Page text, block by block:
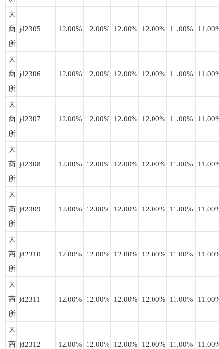
大
商
所
jd2305 12.00% 12.00% 12.00% 12.00% 11.00%
大
商
所
jd2306 12.00% 12.00% 12.00% 12.00% 11.00%
大
商
所
jd2307 12.00% 12.00% 12.00% 12.00% 11.00%
大
商
所
jd2308 12.00% 12.00% 12.00% 12.00% 11.00%
大
商
所
jd2309 12.00% 12.00% 12.00% 12.00% 11.00%
大
商
所
jd2310 12.00% 12.00% 12.00% 12.00% 11.00%
大
商
所
jd2311 12.00% 12.00% 12.00% 12.00% 11.00%
大
商 jd2312 12.00% 12.00% 12.00% 12.00% 11.00%